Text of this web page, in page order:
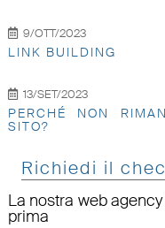
9/OTT/2023
LINK BUILDING
13/SET/2023
PERCHÉ NON
SITO?
Richiedi il
La nostra web
prima